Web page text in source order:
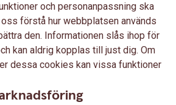
och personanpassning ska
förstå hur webbplatsen används
den. Informationen slås ihop för
kan aldrig kopplas till just dig. Om
dessa cookies kan vissa funktioner